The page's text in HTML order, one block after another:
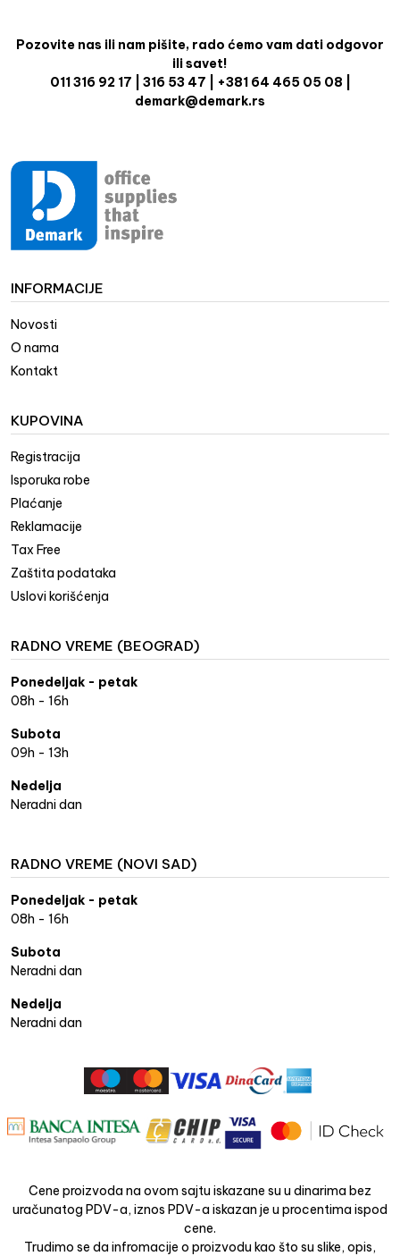
Pozovite nas ili nam pišite, rado ćemo vam dati odgovor
ili savet!
011 316 92 17 | 316 53 47 | +381 64 465 05 08 |
demark@demark.rs
INFORMACIJE
Novosti
O nama
Kontakt
KUPOVINA
Registracija
Isporuka robe
Plaćanje
Reklamacije
Tax Free
Zaštita podataka
Uslovi korišćenja
RADNO VREME (BEOGRAD)
Ponedeljak - petak
08h - 16h
Subota
09h - 13h
Nedelja
Neradni dan
RADNO VREME (NOVI SAD)
Ponedeljak - petak
08h - 16h
Subota
Neradni dan
Nedelja
Neradni dan
Cene proizvoda na ovom sajtu iskazane su u dinarima bez
uračunatog PDV-a, iznos PDV-a iskazan je u procentima ispod
cene.
Trudimo se da infromacije o proizvodu kao što su slike, opis,